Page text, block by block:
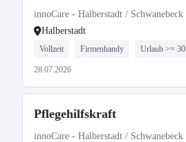
innoCare - Halberstadt / Schwanebeck
Halberstadt
Vollzeit Firmenhandy Urlaub >= 30
28.07.2026
Pflegehilfskraft
innoCare - Halberstadt / Schwanebeck